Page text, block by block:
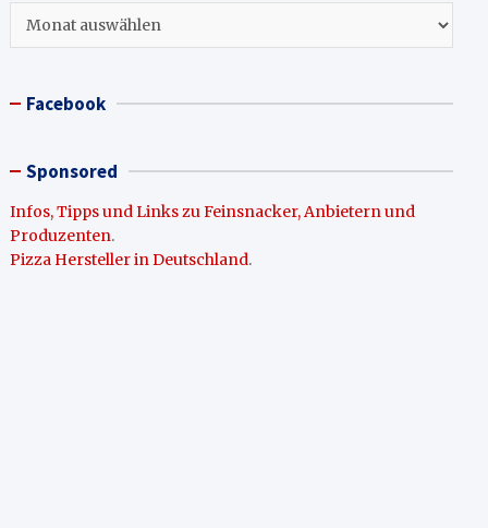
Facebook
Sponsored
Infos, Tipps und Links zu Feinsnacker, Anbietern und
Produzenten.
Pizza Hersteller in Deutschland.